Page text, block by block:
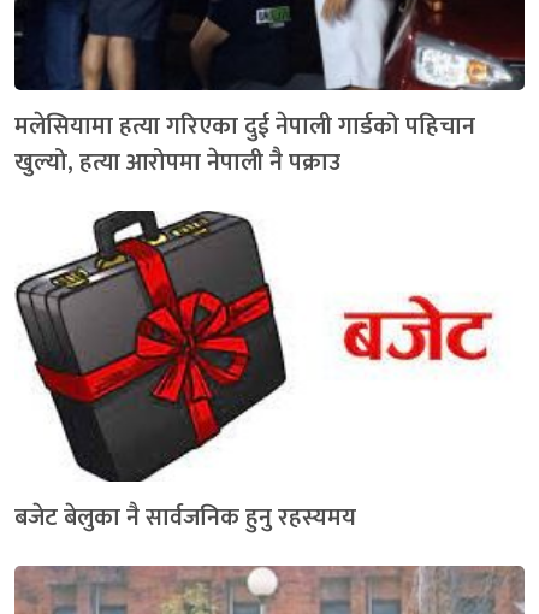
मलेसियामा हत्या गरिएका दुई नेपाली गार्डको पहिचान
खुल्यो, हत्या आरोपमा नेपाली नै पक्राउ
बजेट बेलुका नै सार्वजनिक हुनु रहस्यमय